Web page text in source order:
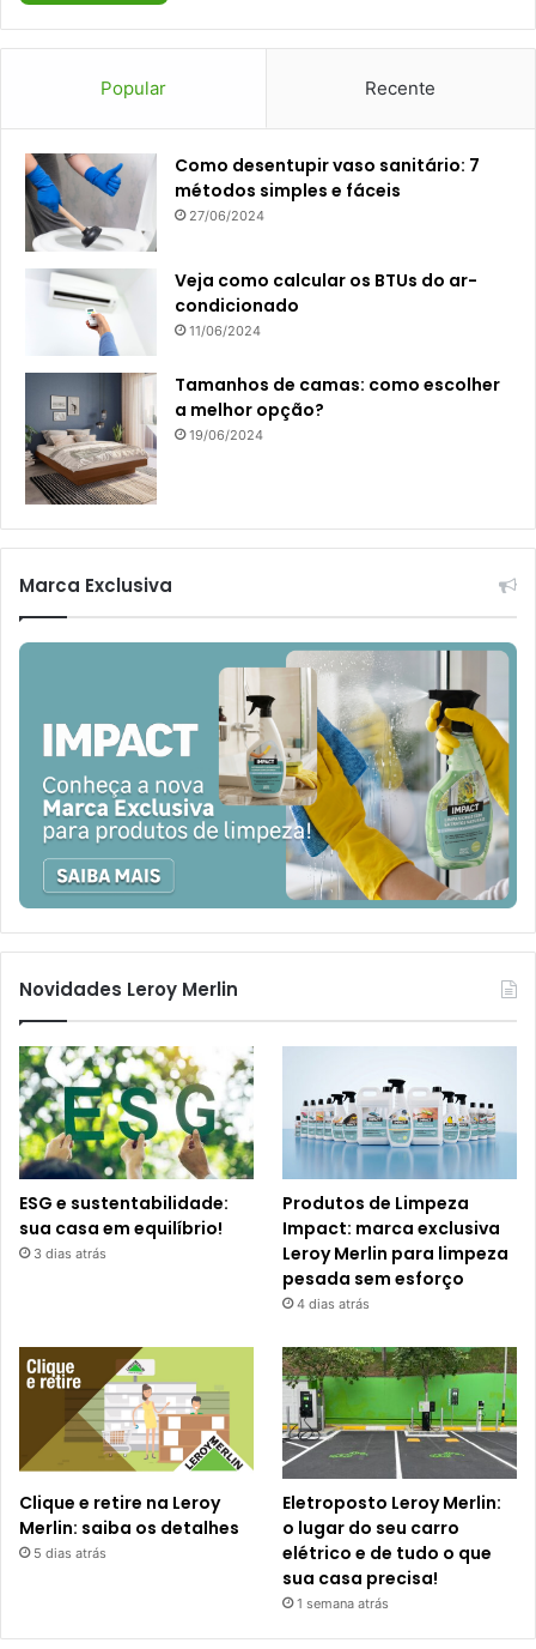
Popular Recente
Como desentupir vaso sanitário: 7
métodos simples e fáceis
27/06/2024
Veja como calcular os BTUs do ar-
condicionado
11/06/2024
Tamanhos de camas: como escolher
a melhor opção?
19/06/2024
Marca Exclusiva
Novidades Leroy Merlin
ESG e sustentabilidade:
sua casa em equilíbrio!
3 dias atrás
Produtos de Limpeza
Impact: marca exclusiva
Leroy Merlin para limpeza
pesada sem esforço
4 dias atrás
Clique e retire na Leroy
Merlin: saiba os detalhes
5 dias atrás
Eletroposto Leroy Merlin:
o lugar do seu carro
elétrico e de tudo o que
sua casa precisa!
1 semana atrás